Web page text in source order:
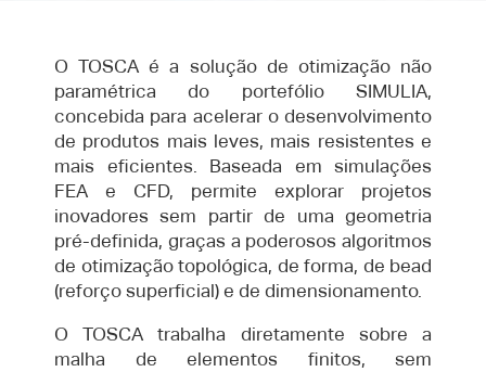
O TOSCA é a solução de otimização não
paramétrica do portefólio SIMULIA,
concebida para acelerar o desenvolvimento
de produtos mais leves, mais resistentes e
mais eficientes. Baseada em simulações
FEA e CFD, permite explorar projetos
inovadores sem partir de uma geometria
pré-definida, graças a poderosos algoritmos
de otimização topológica, de forma, de bead
(reforço superficial) e de dimensionamento.
O TOSCA trabalha diretamente sobre a
malha de elementos finitos, sem